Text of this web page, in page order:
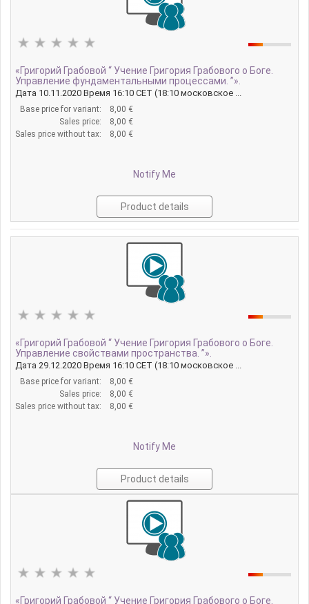
«Григорий Грабовой “ Учение Григория Грабового о Боге.
Управление фундаментальными процессами. ”».
Дата 10.11.2020 Время 16:10 CET (18:10 московское ...
Base price for variant:
8,00 €
Sales price:
8,00 €
Sales price without tax:
8,00 €
Notify Me
Product details
«Григорий Грабовой “ Учение Григория Грабового о Боге.
Управление свойствами пространства. ”».
Дата 29.12.2020 Время 16:10 CET (18:10 московское ...
Base price for variant:
8,00 €
Sales price:
8,00 €
Sales price without tax:
8,00 €
Notify Me
Product details
«Григорий Грабовой “ Учение Григория Грабового о Боге.